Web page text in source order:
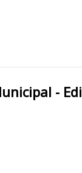
Municipal